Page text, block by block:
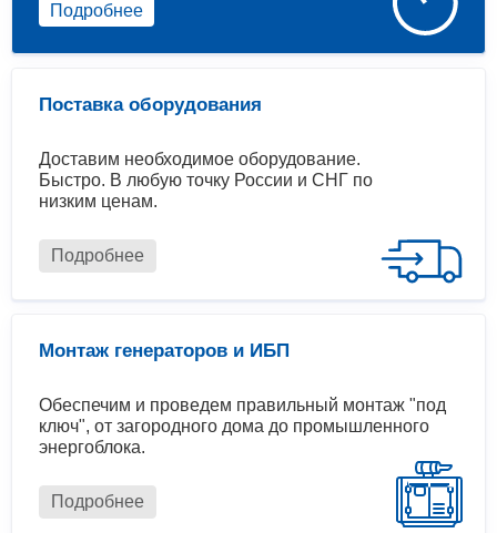
Поставка оборудования
Доставим необходимое оборудование.
Быстро. В любую точку России и СНГ по
низким ценам.
Подробнее
Монтаж генераторов и ИБП
Обеспечим и проведем правильный монтаж "под
ключ", от загородного дома до промышленного
энергоблока.
Подробнее
Подробнее